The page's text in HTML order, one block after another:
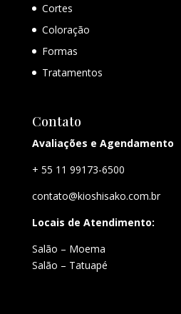
Cortes
Coloração
Formas
Tratamentos
Contato
Avaliações e Agendamento
+ 55 11 99173-6500
contato@kioshisako.com.br
Locais de Atendimento:
Salão – Moema
Salão – Tatuapé